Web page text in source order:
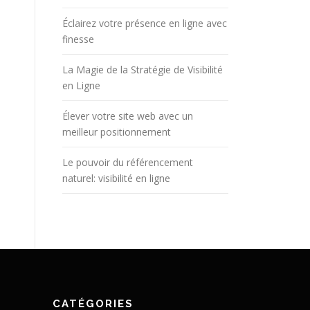
Éclairez votre présence en ligne avec
finesse
La Magie de la Stratégie de Visibilité
en Ligne
Élever votre site web avec un
meilleur positionnement
Le pouvoir du référencement
naturel: visibilité en ligne
CATÉGORIES